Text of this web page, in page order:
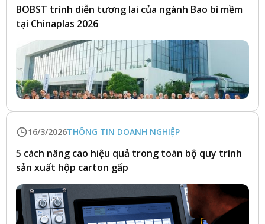
BOBST trình diễn tương lai của ngành Bao bì mềm
tại Chinaplas 2026
16/3/2026THÔNG TIN DOANH NGHIỆP
5 cách nâng cao hiệu quả trong toàn bộ quy trình
sản xuất hộp carton gấp